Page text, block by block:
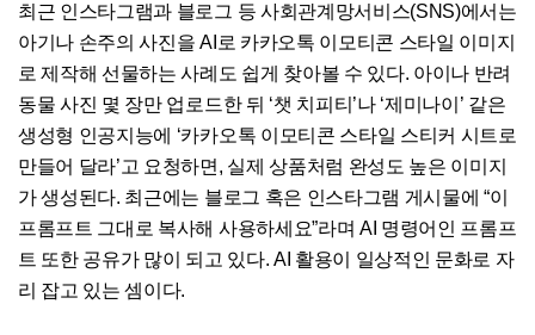
최근 인스타그램과 블로그 등 사회관계망서비스(SNS)에서는
아기나 손주의 사진을 AI로 카카오톡 이모티콘 스타일 이미지
로 제작해 선물하는 사례도 쉽게 찾아볼 수 있다. 아이나 반려
동물 사진 몇 장만 업로드한 뒤 ‘챗 치피티’나 ‘제미나이’ 같은
생성형 인공지능에 ‘카카오톡 이모티콘 스타일 스티커 시트로
만들어 달라’고 요청하면, 실제 상품처럼 완성도 높은 이미지
가 생성된다. 최근에는 블로그 혹은 인스타그램 게시물에 “이
프롬프트 그대로 복사해 사용하세요”라며 AI 명령어인 프롬프
트 또한 공유가 많이 되고 있다. AI 활용이 일상적인 문화로 자
리 잡고 있는 셈이다.